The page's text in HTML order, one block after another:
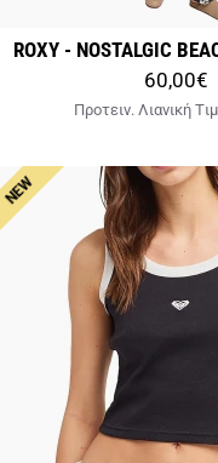
ROXY - NOSTALGIC
60,00€
Προτειν. Λιανική
NEW